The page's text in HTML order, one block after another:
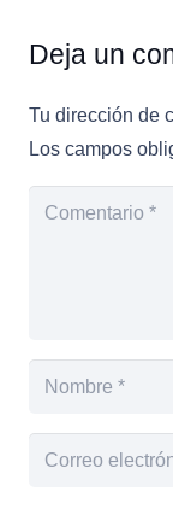
Deja un
Tu dirección de
Los campos